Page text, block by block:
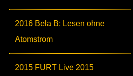
2016 Bela B: Lesen ohne
Atomstrom
2015 FURT Live 2015